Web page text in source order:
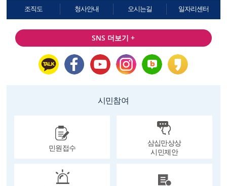
조직도 청사안내 오시는길 일자리센터
SNS 더보기 +
시민참여
민원접수
삼십만상상
시민제안